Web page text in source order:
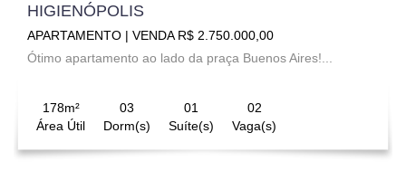
HIGIENÓPOLIS
APARTAMENTO | VENDA R$ 2.750.000,00
Ótimo apartamento ao lado da praça Buenos Aires!...
178m²
Área Útil
03
Dorm(s)
01
Suíte(s)
02
Vaga(s)